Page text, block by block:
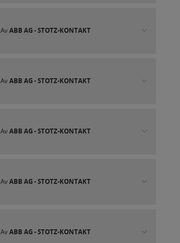
AvABB AG - STOTZ-KONTAKT
AvABB AG - STOTZ-KONTAKT
AvABB AG - STOTZ-KONTAKT
AvABB AG - STOTZ-KONTAKT
AvABB AG - STOTZ-KONTAKT